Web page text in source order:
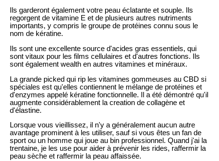
Ils garderont également votre peau éclatante et souple. Ils
regorgent de vitamine E et de plusieurs autres nutriments
importants, y compris le groupe de protéines connu sous le
nom de kératine.
Ils sont une excellente source d'acides gras essentiels, qui
sont vitaux pour les films cellulaires et d'autres fonctions. Ils
sont également wealth en autres vitamines et minéraux.
La grande picked qui rip les vitamines gommeuses au CBD si
spéciales est qu'elles contiennent le mélange de protéines et
d'enzymes appelé kératine fonctionnelle. Il a été démontré qu'il
augmente considérablement la creation de collagène et
d'élastine.
Lorsque vous vieillissez, il n'y a généralement aucun autre
avantage prominent à les utiliser, sauf si vous êtes un fan de
sport ou un homme qui joue au bin professionnel. Quand j'ai la
trentaine, je les use pour aider à prévenir les rides, raffermir la
peau sèche et raffermir la peau affaissée.